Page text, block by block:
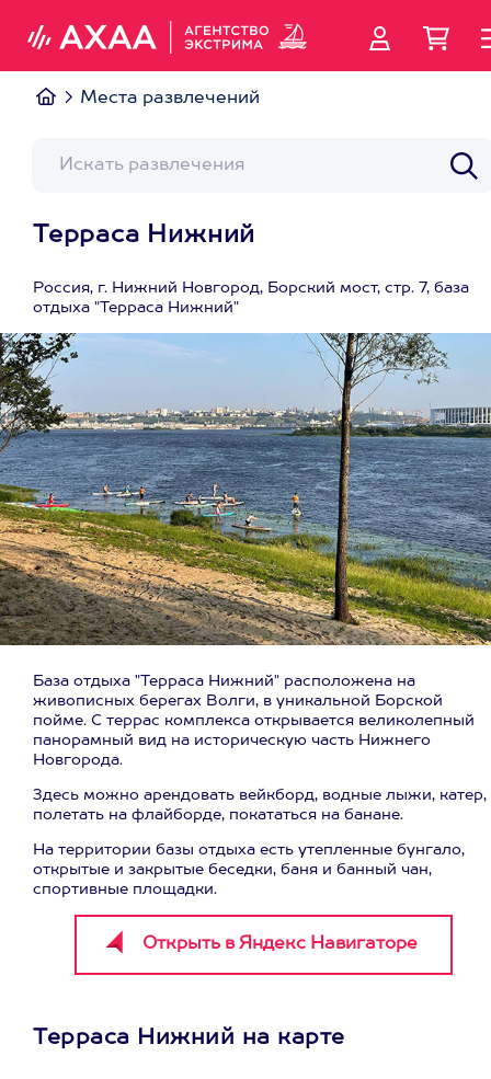
Места развлечений
Терраса Нижний
Россия, г. Нижний Новгород, Борский мост, стр. 7, база
отдыха "Терраса Нижний"
База отдыха "Терраса Нижний" расположена на
живописных берегах Волги, в уникальной Борской
пойме. С террас комплекса открывается великолепный
панорамный вид на историческую часть Нижнего
Новгорода.
Здесь можно арендовать вейкборд, водные лыжи, катер,
полетать на флайборде, покататься на банане.
На территории базы отдыха есть утепленные бунгало,
открытые и закрытые беседки, баня и банный чан,
спортивные площадки.
Терраса Нижний на карте